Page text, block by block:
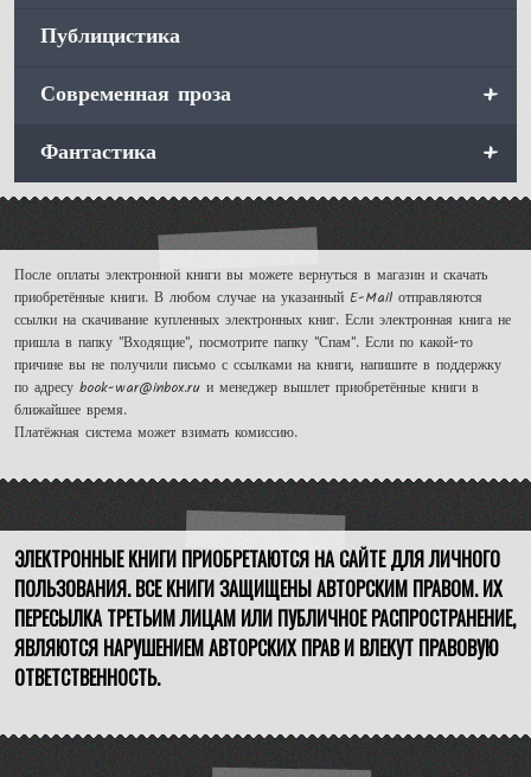
Публицистика
+
Современная проза
+
Фантастика
После оплаты электронной книги вы можете вернуться в магазин и скачать
приобретённые книги. В любом случае на указанный E-Mail отправляются
ссылки на скачивание купленных электронных книг. Если электронная книга не
пришла в папку "Входящие", посмотрите папку "Спам". Если по какой-то
причине вы не получили письмо с ссылками на книги, напишите в поддержку
по адресу book-war@inbox.ru и менеджер вышлет приобретённые книги в
ближайшее время.
Платёжная система может взимать комиссию.
ЭЛЕКТРОННЫЕ КНИГИ ПРИОБРЕТАЮТСЯ НА САЙТЕ ДЛЯ ЛИЧНОГО
ПОЛЬЗОВАНИЯ. ВСЕ КНИГИ ЗАЩИЩЕНЫ АВТОРСКИМ ПРАВОМ. ИХ
ПЕРЕСЫЛКА ТРЕТЬИМ ЛИЦАМ ИЛИ ПУБЛИЧНОЕ РАСПРОСТРАНЕНИЕ,
ЯВЛЯЮТСЯ НАРУШЕНИЕМ АВТОРСКИХ ПРАВ И ВЛЕКУТ ПРАВОВУЮ
ОТВЕТСТВЕННОСТЬ.